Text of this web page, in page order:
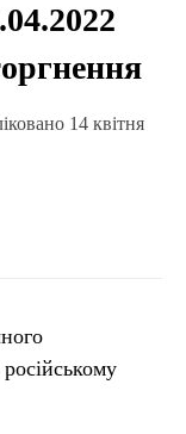
14 квітня